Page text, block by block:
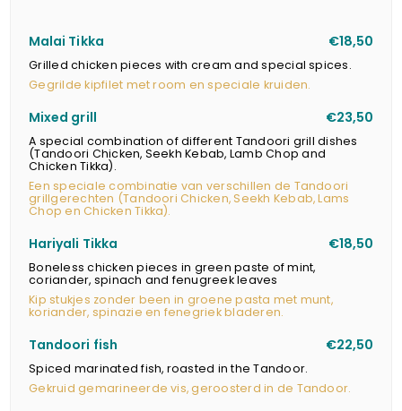
Malai Tikka €18,50
Grilled chicken pieces with cream and special spices.
Gegrilde kipfilet met room en speciale kruiden.
Mixed grill €23,50
A special combination of different Tandoori grill dishes
(Tandoori Chicken, Seekh Kebab, Lamb Chop and
Chicken Tikka).
Een speciale combinatie van verschillen de Tandoori
grillgerechten (Tandoori Chicken, Seekh Kebab, Lams
Chop en Chicken Tikka).
Hariyali Tikka €18,50
Boneless chicken pieces in green paste of mint,
coriander, spinach and fenugreek leaves
Kip stukjes zonder been in groene pasta met munt,
koriander, spinazie en fenegriek bladeren.
Tandoori fish €22,50
Spiced marinated fish, roasted in the Tandoor.
Gekruid gemarineerde vis, geroosterd in de Tandoor.